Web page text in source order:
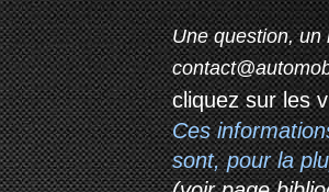
Une question, un
cliquez sur les
Ces
sont, pour la